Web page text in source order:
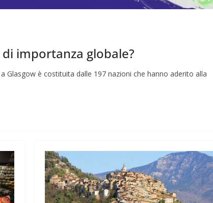
importanza globale?
Glasgow è costituita dalle 197 nazioni che hanno aderito alla